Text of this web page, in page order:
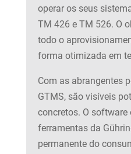
operar os seus
TM 426 e TM 526. O
todo o
forma otimizada em
Com as abrangentes
GTMS, são visíveis
concretos. O software
ferramentas da
permanente do